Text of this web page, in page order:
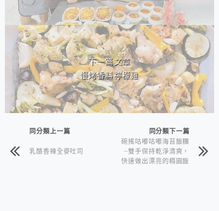
下一篇文章
慢烤香料檸檬雞
同分類上一篇
乳酪香辣全麥吐司
同分類下一篇
碗搖咕嘟咕嘟海苔飯糰
~雙手保持乾淨清爽，
快速做出漂亮的橢圓飯